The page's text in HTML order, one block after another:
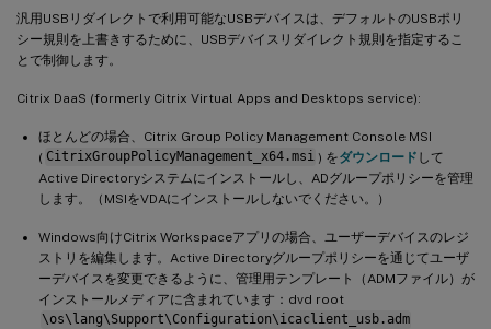
汎用USBリダイレクトで利用可能なUSBデバイスは、デフォルトのUSBポリ
シー規則を上書きするために、USBデバイスリダイレクト規則を指定するこ
とで制御します。
Citrix DaaS (formerly Citrix Virtual Apps and Desktops service):
ほとんどの場合、Citrix Group Policy Management Console MSI
( CitrixGroupPolicyManagement_x64.msi ) をダウンロード して
Active Directoryシステムにインストールし、ADグループポリシーを管理
します。（MSIをVDAにインストールしないでください。）
Windows向けCitrix Workspaceアプリの場合、ユーザーデバイスのレジ
ストリを編集します。Active Directoryグループポリシーを通じてユーザ
ーデバイスを変更できるように、管理用テンプレート（ADMファイル）が
インストールメディアに含まれています：dvd root
\os\lang\Support\Configuration\icaclient_usb.adm